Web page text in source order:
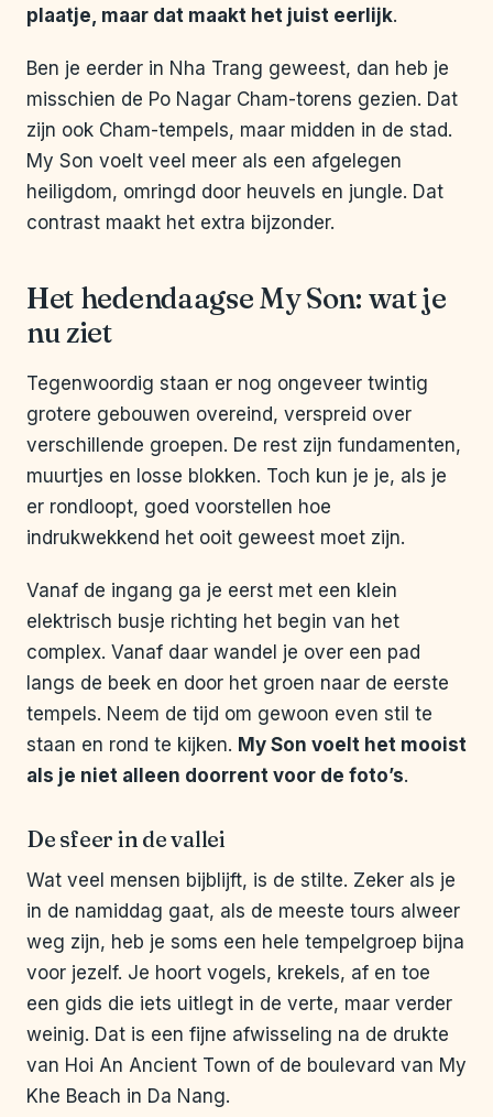
plaatje, maar dat maakt het juist eerlijk.
Ben je eerder in Nha Trang geweest, dan heb je
misschien de Po Nagar Cham-torens gezien. Dat
zijn ook Cham-tempels, maar midden in de stad.
My Son voelt veel meer als een afgelegen
heiligdom, omringd door heuvels en jungle. Dat
contrast maakt het extra bijzonder.
Het hedendaagse My Son: wat je
nu ziet
Tegenwoordig staan er nog ongeveer twintig
grotere gebouwen overeind, verspreid over
verschillende groepen. De rest zijn fundamenten,
muurtjes en losse blokken. Toch kun je je, als je
er rondloopt, goed voorstellen hoe
indrukwekkend het ooit geweest moet zijn.
Vanaf de ingang ga je eerst met een klein
elektrisch busje richting het begin van het
complex. Vanaf daar wandel je over een pad
langs de beek en door het groen naar de eerste
tempels. Neem de tijd om gewoon even stil te
staan en rond te kijken. My Son voelt het mooist
als je niet alleen doorrent voor de foto’s.
De sfeer in de vallei
Wat veel mensen bijblijft, is de stilte. Zeker als je
in de namiddag gaat, als de meeste tours alweer
weg zijn, heb je soms een hele tempelgroep bijna
voor jezelf. Je hoort vogels, krekels, af en toe
een gids die iets uitlegt in de verte, maar verder
weinig. Dat is een fijne afwisseling na de drukte
van Hoi An Ancient Town of de boulevard van My
Khe Beach in Da Nang.